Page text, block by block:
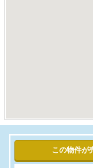
この物件が